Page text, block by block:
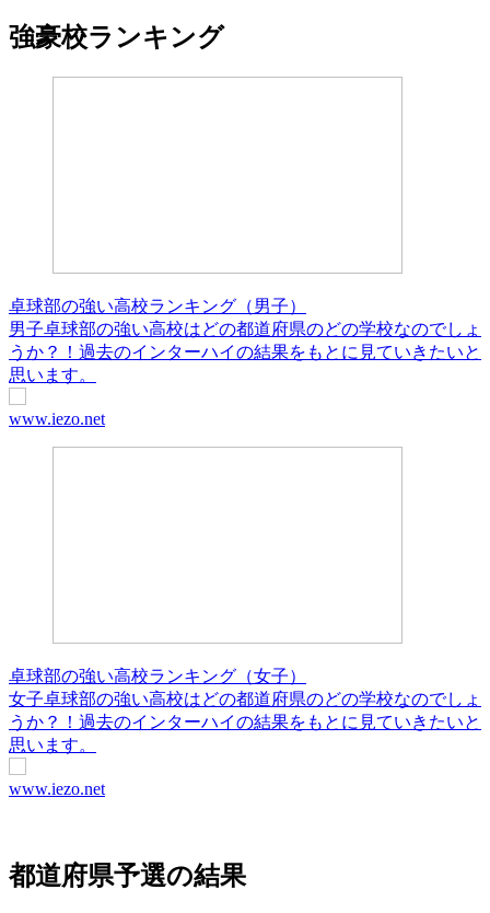
強豪校ランキング
卓球部の強い高校ランキング（男子）
男子卓球部の強い高校はどの都道府県のどの学校なのでしょ
うか？！過去のインターハイの結果をもとに見ていきたいと
思います。
www.iezo.net
卓球部の強い高校ランキング（女子）
女子卓球部の強い高校はどの都道府県のどの学校なのでしょ
うか？！過去のインターハイの結果をもとに見ていきたいと
思います。
www.iezo.net
都道府県予選の結果